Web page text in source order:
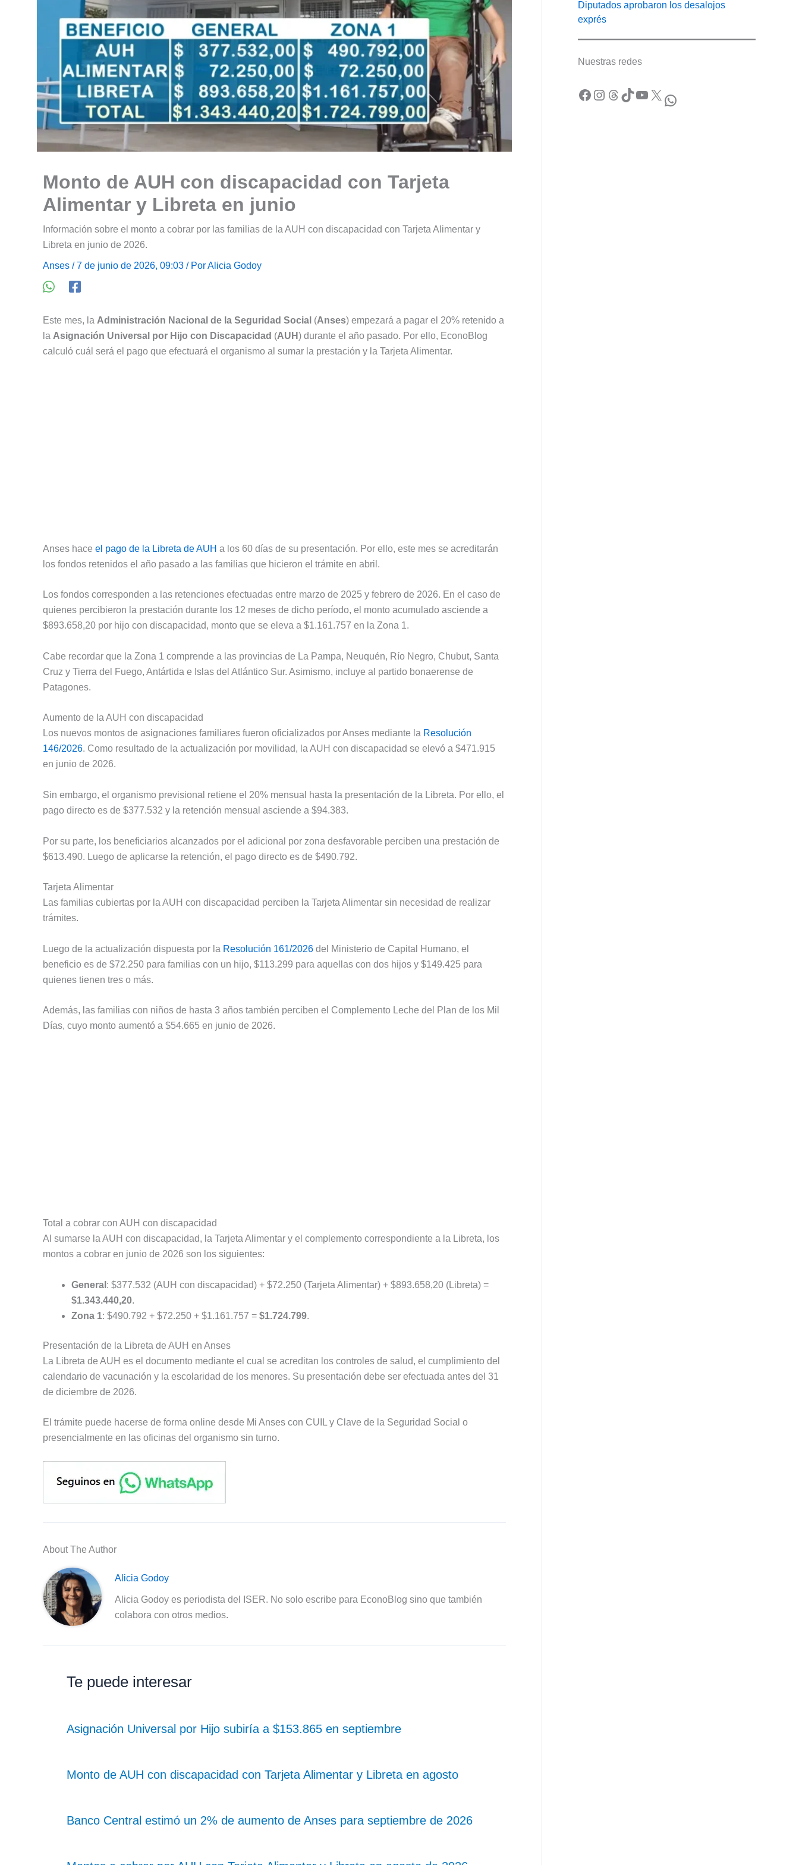
Monto de AUH con discapacidad con Tarjeta
Alimentar y Libreta en junio
Información sobre el monto a cobrar por las familias de la AUH con discapacidad con Tarjeta Alimentar y
Libreta en junio de 2026.
Anses / 7 de junio de 2026, 09:03 / PorAlicia Godoy
Este mes, la Administración Nacional de la Seguridad Social (Anses) empezará a pagar el 20% retenido a
la Asignación Universal por Hijo con Discapacidad (AUH ) durante el año pasado. Por ello, EconoBlog
calculó cuál será el pago que efectuará el organismo al sumar la prestación y la Tarjeta Alimentar.
Anses hace el pago de la Libreta de AUH a los 60 días de su presentación. Por ello, este mes se acreditarán
los fondos retenidos el año pasado a las familias que hicieron el trámite en abril.
Los fondos corresponden a las retenciones efectuadas entre marzo de 2025 y febrero de 2026. En el caso de
quienes percibieron la prestación durante los 12 meses de dicho período, el monto acumulado asciende a
$893.658,20 por hijo con discapacidad, monto que se eleva a $1.161.757 en la Zona 1.
Cabe recordar que la Zona 1 comprende a las provincias de La Pampa, Neuquén, Río Negro, Chubut, Santa
Cruz y Tierra del Fuego, Antártida e Islas del Atlántico Sur. Asimismo, incluye al partido bonaerense de
Patagones.
Aumento de la AUH con discapacidad
Los nuevos montos de asignaciones familiares fueron oficializados por Anses mediante la Resolución
146/2026. Como resultado de la actualización por movilidad, la AUH con discapacidad se elevó a $471.915
en junio de 2026.
Sin embargo, el organismo previsional retiene el 20% mensual hasta la presentación de la Libreta. Por ello, el
pago directo es de $377.532 y la retención mensual asciende a $94.383.
Por su parte, los beneficiarios alcanzados por el adicional por zona desfavorable perciben una prestación de
$613.490. Luego de aplicarse la retención, el pago directo es de $490.792.
Tarjeta Alimentar
Las familias cubiertas por la AUH con discapacidad perciben la Tarjeta Alimentar sin necesidad de realizar
trámites.
Luego de la actualización dispuesta por la Resolución 161/2026 del Ministerio de Capital Humano, el
beneficio es de $72.250 para familias con un hijo, $113.299 para aquellas con dos hijos y $149.425 para
quienes tienen tres o más.
Además, las familias con niños de hasta 3 años también perciben el Complemento Leche del Plan de los Mil
Días, cuyo monto aumentó a $54.665 en junio de 2026.
Total a cobrar con AUH con discapacidad
Al sumarse la AUH con discapacidad, la Tarjeta Alimentar y el complemento correspondiente a la Libreta, los
montos a cobrar en junio de 2026 son los siguientes:
General : $377.532 (AUH con discapacidad) + $72.250 (Tarjeta Alimentar) + $893.658,20 (Libreta) =
$1.343.440,20.
Zona 1: $490.792 + $72.250 + $1.161.757 = $1.724.799.
Presentación de la Libreta de AUH en Anses
La Libreta de AUH es el documento mediante el cual se acreditan los controles de salud, el cumplimiento del
calendario de vacunación y la escolaridad de los menores. Su presentación debe ser efectuada antes del 31
de diciembre de 2026.
El trámite puede hacerse de forma online desde Mi Anses con CUIL y Clave de la Seguridad Social o
presencialmente en las oficinas del organismo sin turno.
About The Author
Alicia Godoy
Alicia Godoy es periodista del ISER. No solo escribe para EconoBlog sino que también
colabora con otros medios.
Te puede interesar
Asignación Universal por Hijo subiría a $153.865 en septiembre
Monto de AUH con discapacidad con Tarjeta Alimentar y Libreta en agosto
Banco Central estimó un 2% de aumento de Anses para septiembre de 2026
Diputados aprobaron los desalojos
exprés
Nuestras redes
Facebook Instagram Threads TikTok YouTube X WhatsApp